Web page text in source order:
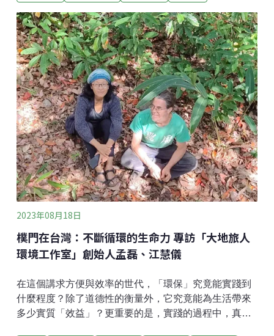
部落擔任變裝藝人20餘年，以多元的面貌主持大小婚慶
主持及表演活動。在外表演時，潘子星的藝名為「巧克
力」，鼓勵許多部落的性少數孩子，勇敢成為自己。年
輕時，他經過幾十年在台北闖蕩的生命旅程，最後回到
自己的故鄉，更因重新接觸傳統文化的學習，有機會出
國表演，並在其中體會到保有原住民傳統文化的重要
性，進而運用自身的力量幫助部落，也打開了更多原民
對傳統及自己的多元想像。成長過程奮力對抗各種歧視
在軍中開啟表演之路談起自己的成長，潘子星提到，在
那個學校禁說母語的年代，他曾在國中發生的一件事。
那時他第一次離開部
2023年08月18日
樸門在台灣：不斷循環的生命力 專訪「大地旅人
環境工作室」創始人孟磊、江慧儀
在這個講求方便與效率的世代，「環保」究竟能實踐到
什麼程度？除了道德性的衡量外，它究竟能為生活帶來
多少實質「效益」？更重要的是，實踐的過程中，真的